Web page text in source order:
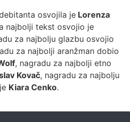
osvojila je Lorenza
najbolji tekst osvojio je
za najbolju glazbu osvojio
za najbolji aranžman dobio
, nagradu za najbolji etno
Kovač, nagradu za najbolju
Kiara Cenko.